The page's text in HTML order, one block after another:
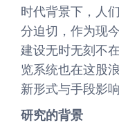
时代背景下，人
分迫切，作为现
建设无时无刻不
览系统也在这股
新形式与手段影
研究的背景